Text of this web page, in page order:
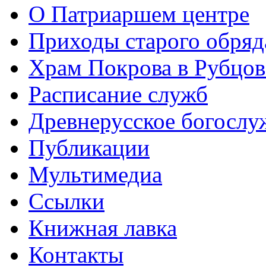
О Патриаршем центре
Приходы старого
Храм Покрова в
Расписание служб
Древнерусское
Публикации
Мультимедиа
Ссылки
Книжная лавка
Контакты